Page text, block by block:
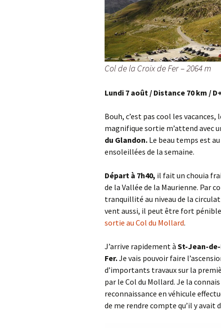
Cols de
Mialle – de la
Col de la Croix de Fer – 2064 m
Lundi 7 août / Distance 70 km /
Bouh, c’est pas cool les vacances,
magnifique sortie m’attend avec
du Glandon. Le beau temps est
ensoleillées de la semaine.
Départ à 7h40, il fait un chouia
de la Vallée de la Maurienne. Par
tranquillité au niveau de la
vent aussi, il peut être fort
sortie au Col du Mollard.
J’arrive rapidement à St-Jean-
Fer.Je vais pouvoir faire
d’importants travaux sur la
par le Col du Mollard. Je la
reconnaissance en véhicule
de me rendre compte qu’il y avait